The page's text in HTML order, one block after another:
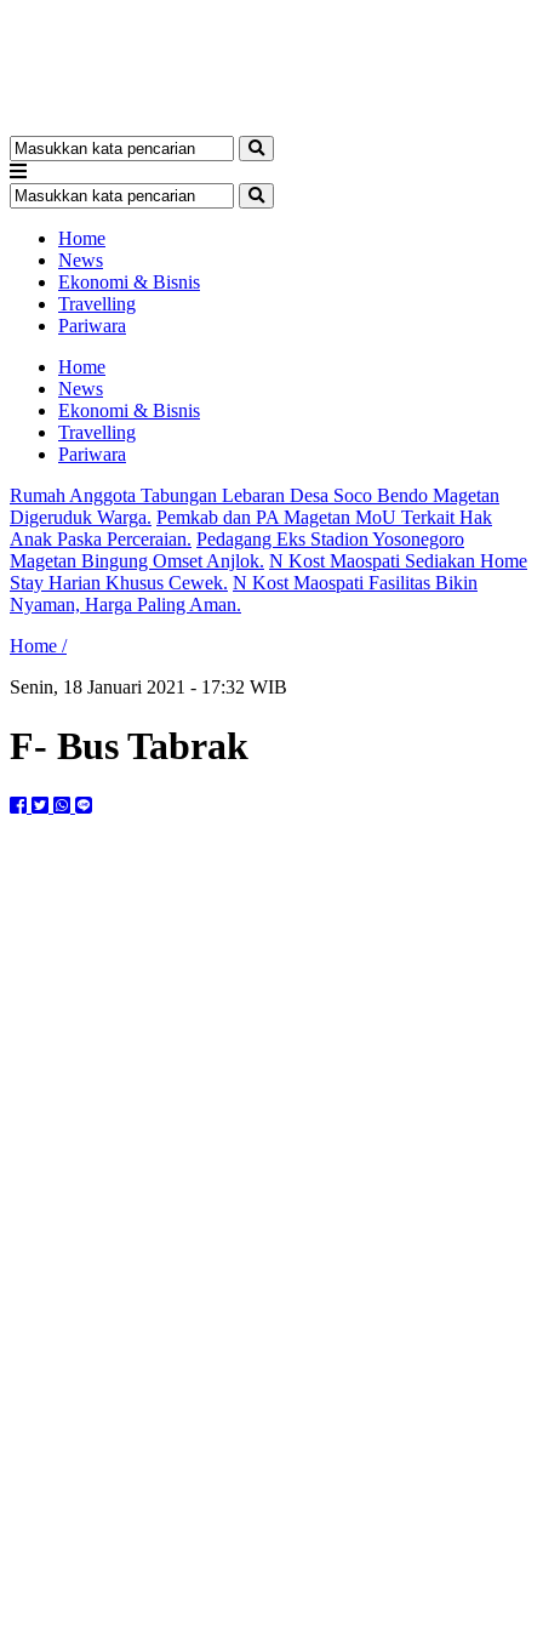
Home
News
Ekonomi & Bisnis
Travelling
Pariwara
Home
News
Ekonomi & Bisnis
Travelling
Pariwara
Rumah Anggota Tabungan Lebaran Desa Soco Bendo Magetan
Digeruduk Warga. Pemkab dan PA Magetan MoU Terkait Hak
Anak Paska Perceraian. Pedagang Eks Stadion Yosonegoro
Magetan Bingung Omset Anjlok. N Kost Maospati Sediakan Home
Stay Harian Khusus Cewek. N Kost Maospati Fasilitas Bikin
Nyaman, Harga Paling Aman.
Home /
Senin, 18 Januari 2021 - 17:32 WIB
F- Bus Tabrak